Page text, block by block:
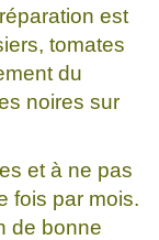
est
tomates
du
noires sur
et à ne pas
fois par mois.
de bonne